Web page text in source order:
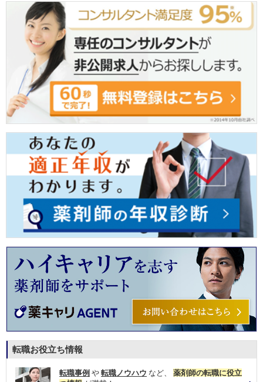
転職お役立ち情報
転職事例 や 転職ノウハウ など、 薬剤師の転職に役立